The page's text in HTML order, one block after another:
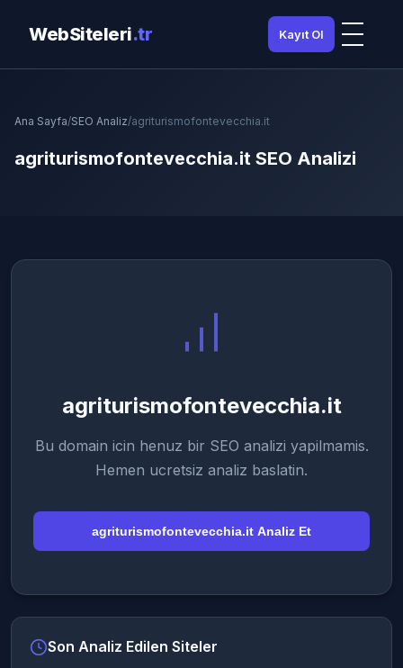
WebSiteleri.tr Kayıt Ol
Ana Sayfa/SEO Analiz/agriturismofontevecchia.it
agriturismofontevecchia.it SEO Analizi
agriturismofontevecchia.it
Bu domain icin henuz bir SEO analizi yapilmamis.
Hemen ucretsiz analiz baslatin.
agriturismofontevecchia.it Analiz Et
Son Analiz Edilen Siteler